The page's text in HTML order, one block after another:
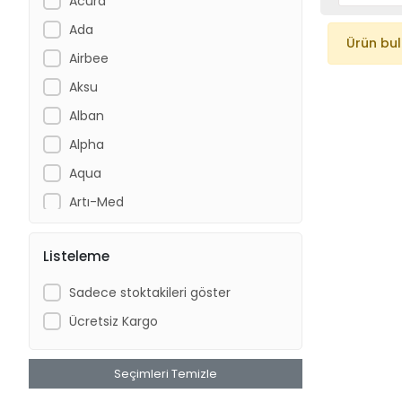
Ada
Airbee
Aksu
Alban
Alpha
Aqua
Artı-Med
Ayset
BACTIGRAS
Bambino
Listeleme
Sadece stoktakileri göster
Ücretsiz Kargo
Seçimleri Temizle
Ürün